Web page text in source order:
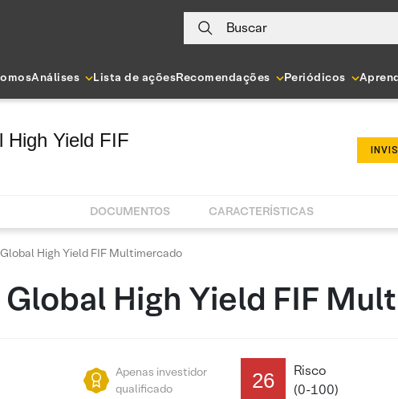
Buscar
Análises Lista de açõesRecomendações Periódicos
High Yield FIF
DOCUMENTOS CARACTERÍSTICAS
High Yield FIF Multimercado
High Yield FIF
Apenas investidor
qualificado
26
Risco
(0-100)